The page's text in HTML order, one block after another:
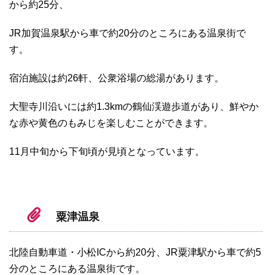
から約25分、
JR加賀温泉駅から車で約20分のところにある温泉街で
す。
宿泊施設は約26軒、公衆浴場の総湯があります。
大聖寺川沿いには約1.3kmの鶴仙渓遊歩道があり、鮮やか
な赤や黄色のもみじを楽しむことができます。
11月中旬から下旬頃が見頃となっています。
粟津温泉
北陸自動車道・小松ICから約20分、JR粟津駅から車で約5
分のところにある温泉街です。